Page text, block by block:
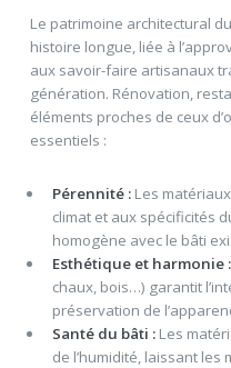
Le patrimoine architectural
histoire longue, liée à
aux savoir-faire artisanaux
génération. Rénovation,
éléments proches de ceux
essentiels :
Pérennité :Les
climat et aux spécificités
homogène avec le bâti
Esthétique et harmonie :
chaux, bois…) garantit
préservation de
Santé du bâti :Les
de l’humidité, laissant